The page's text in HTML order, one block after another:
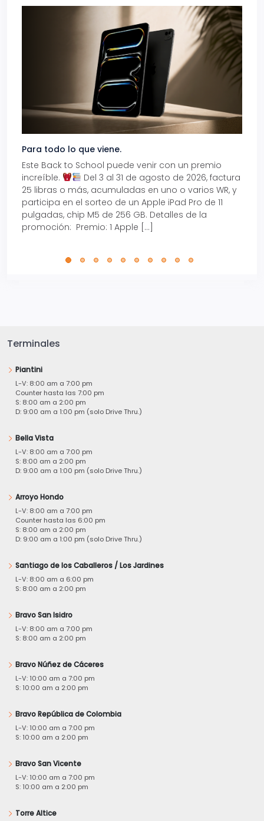
Para todo lo que viene.
Este Back to School puede venir con un premio
increíble.
Del 3 al 31 de agosto de 2026, factura
25 libras o más, acumuladas en uno o varios WR, y
participa en el sorteo de un Apple iPad Pro de 11
pulgadas, chip M5 de 256 GB. Detalles de la
promoción: Premio: 1 Apple […]
Terminales
Piantini
L-V: 8:00 am a 7:00 pm
Counter hasta las 7:00 pm
S: 8:00 am a 2:00 pm
D: 9:00 am a 1:00 pm (solo Drive Thru.)
Bella Vista
L-V: 8:00 am a 7:00 pm
S: 8:00 am a 2:00 pm
D: 9:00 am a 1:00 pm (solo Drive Thru.)
Arroyo Hondo
L-V: 8:00 am a 7:00 pm
Counter hasta las 6:00 pm
S: 8:00 am a 2:00 pm
D: 9:00 am a 1:00 pm (solo Drive Thru.)
Santiago de los Caballeros / Los Jardines
L-V: 8:00 am a 6:00 pm
S: 8:00 am a 2:00 pm
Bravo San Isidro
L-V: 8:00 am a 7:00 pm
S: 8:00 am a 2:00 pm
Bravo Núñez de Cáceres
L-V: 10:00 am a 7:00 pm
S: 10:00 am a 2:00 pm
Bravo República de Colombia
L-V: 10:00 am a 7:00 pm
S: 10:00 am a 2:00 pm
Bravo San Vicente
L-V: 10:00 am a 7:00 pm
S: 10:00 am a 2:00 pm
Torre Altice